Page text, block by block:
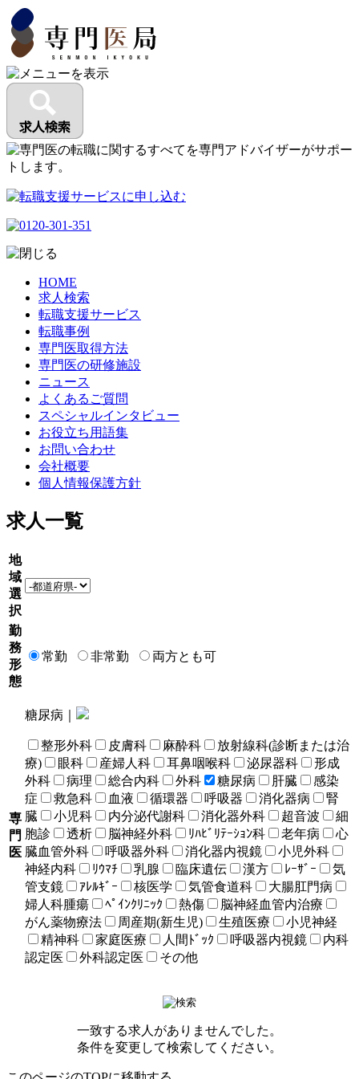
HOME
求人検索
転職支援サービス
転職事例
専門医取得方法
専門医の研修施設
ニュース
よくあるご質問
スペシャルインタビュー
お役立ち用語集
お問い合わせ
会社概要
個人情報保護方針
求人一覧
地
域
選
択
勤
務
形
態
常勤 非常勤 両方とも可
専
門
医
糖尿病｜
整形外科 皮膚科 麻酔科
放射線科(診断または治
療)
眼科 産婦人科 耳鼻咽喉科 泌尿器科
形成
外科
病理 総合内科 外科 糖尿病 肝臓
感染
症
救急科 血液 循環器 呼吸器 消化器病
腎
臓
小児科 内分泌代謝科 消化器外科 超音波
細
胞診
透析 脳神経外科 ﾘﾊﾋﾞﾘﾃｰｼｮﾝ科 老年病
心
臓血管外科
呼吸器外科 消化器内視鏡
小児外科
神経内科
ﾘｳﾏﾁ 乳腺 臨床遺伝 漢方 ﾚｰｻﾞｰ
気
管支鏡
ｱﾚﾙｷﾞｰ 核医学 気管食道科
大腸肛門病
婦人科腫瘍
ﾍﾟｲﾝｸﾘﾆｯｸ 熱傷
脳神経血管内治療
がん薬物療法
周産期(新生児) 生殖医療
小児神経
精神科
家庭医療 人間ﾄﾞｯｸ 呼吸器内視鏡
内科
認定医
外科認定医 その他
一致する求人がありませんでした。
条件を変更して検索してください。